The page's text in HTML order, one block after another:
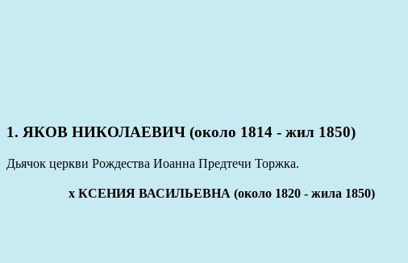
1. ЯКОВ НИКОЛАЕВИЧ (около 1814 - жил 1850)
Дьячок церкви Рождества Иоанна Предтечи Торжка.
x КСЕНИЯ ВАСИЛЬЕВНА (около 1820 - жила 1850)